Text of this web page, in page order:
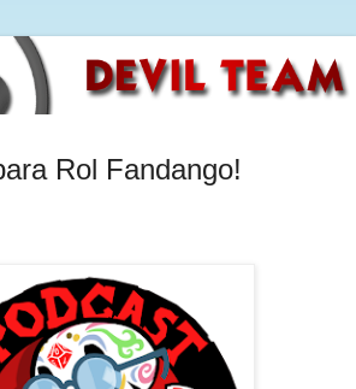
Rol Fandango!